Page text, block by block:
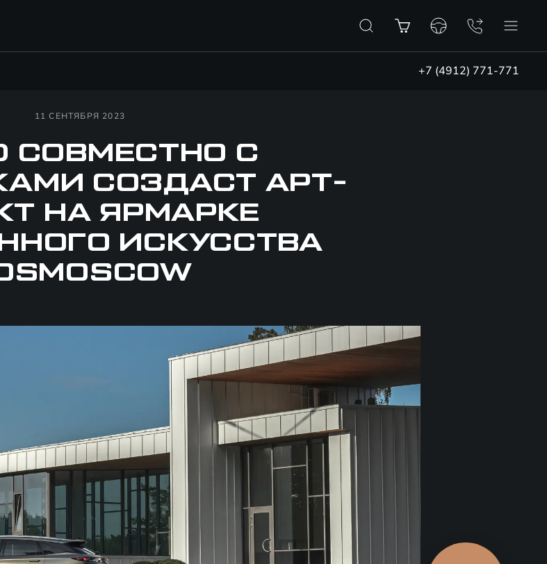
+7 (4912) 771-771
11 СЕНТЯБРЯ 2023
СОВМЕСТНО С
СОЗДАСТ АРТ-
НА ЯРМАРКЕ
ИСКУССТВА